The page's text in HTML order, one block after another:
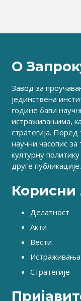
О
Завод за
јединствена
године бави
истраживањима,
стратегија.
научни часопис за
културну
друге публикације.
Корисни
Делатност
Акти
Вести
Истраживања
Стратегије